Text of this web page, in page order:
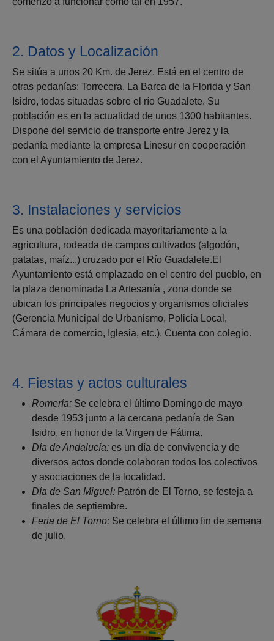
2. Datos y Localización
Se sitúa a unos 20 Km. de Jerez. Está en el centro de
otras pedanías: Torrecera, La Barca de la Florida y San
Isidro, todas situadas sobre el río Guadalete. Su
población es en la actualidad de unos 1300 habitantes.
Dispone del servicio de transporte entre Jerez y la
pedanía mediante la empresa Linesur en cooperación
con el Ayuntamiento de Jerez.
3. Instalaciones y servicios
Es una población dedicada mayoritariamente a la
agricultura, rodeada de campos cultivados (algodón,
patatas, maíz...) cruzado por el Río Guadalete.El
Ayuntamiento está emplazado en el centro del pueblo, en
la plaza denominada La Artesanía , zona donde se
ubican los principales negocios y organismos oficiales
(Gerencia Municipal de Urbanismo, Policía Local,
Cámara de comercio, Iglesia, etc.). Cuenta con colegio.
4. Fiestas y actos culturales
Romería: Se celebra el último Domingo de mayo
desde 1953 junto a la cercana pedanía de San
Isidro, en honor de la Virgen de Fátima.
Día de Andalucía: es un día de convivencia y de
diversos actos donde colaboran todos los colectivos
y asociaciones de la localidad.
Día de San Miguel: Patrón de El Torno, se festeja a
finales de septiembre.
Feria de El Torno: Se celebra el último fin de semana
de julio.